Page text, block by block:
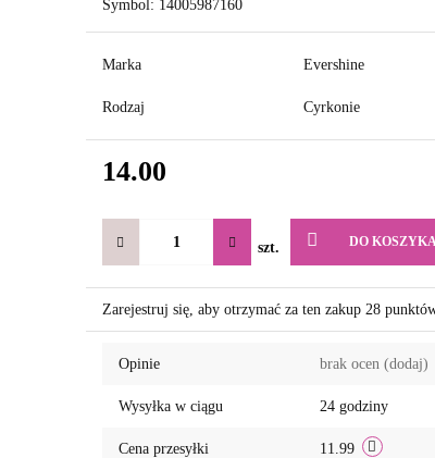
Symbol: 14005987160
Marka Evershine
Rodzaj Cyrkonie
14.00
szt. DO
Zarejestruj się, aby otrzymać za ten zakup 28
Opinie brak ocen (dodaj)
Wysyłka w ciągu 24 godziny
Cena przesyłki 11.99